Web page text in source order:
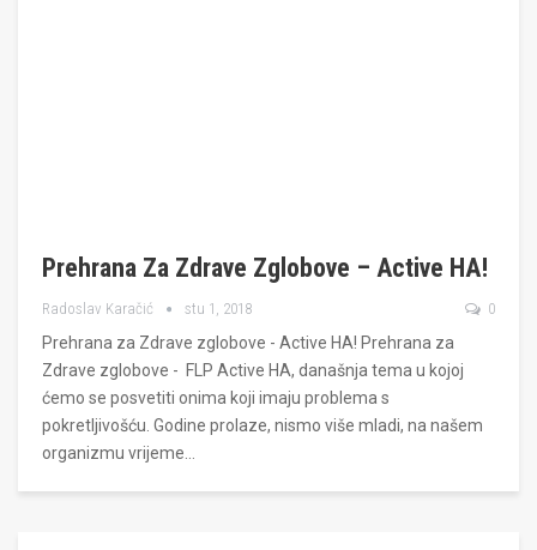
Prehrana Za Zdrave Zglobove – Active HA!
Radoslav Karačić stu 1, 2018 0
Prehrana za Zdrave zglobove - Active HA! Prehrana za
Zdrave zglobove - FLP Active HA, današnja tema u kojoj
ćemo se posvetiti onima koji imaju problema s
pokretljivošću. Godine prolaze, nismo više mladi, na našem
organizmu vrijeme…